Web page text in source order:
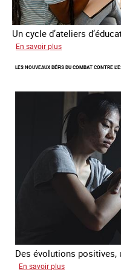
Un cycle d’ateliers
En savoir plus
femme
victime
traite
et
citoyenne
LES NOUVEAUX DÉFIS DU COMBAT CONTRE
Des évolutions positives,
En savoir plus